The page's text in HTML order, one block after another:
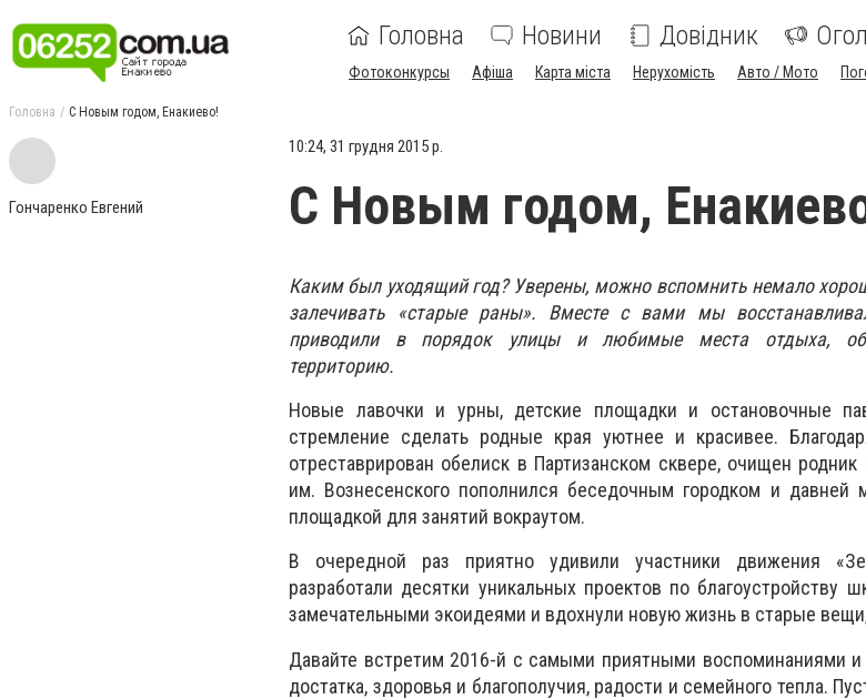
Головна Новини Довідник
Фотоконкурсы Афіша Карта міста Нерухомість Авто / Мото
Головна С Новым годом, Енакиево!
Гончаренко Евгений
10:24, 31 грудня 2015 р.
С Новым годом,
Каким был уходящий год? Уверены, можно вспомнить немало
залечивать «старые раны». Вместе с вами мы
приводили в порядок улицы и любимые места отдыха,
территорию.
Новые лавочки и урны, детские площадки и остановочные
стремление сделать родные края уютнее и красивее.
отреставрирован обелиск в Партизанском сквере, очищен
им. Вознесенского пополнился беседочным городком и давней
площадкой для занятий вокраутом.
В очередной раз приятно удивили участники движения
разработали десятки уникальных проектов по благоустройству
замечательными экоидеями и вдохнули новую жизнь в старые
Давайте встретим 2016-й с самыми приятными воспоминаниями
достатка, здоровья и благополучия, радости и семейного тепла.